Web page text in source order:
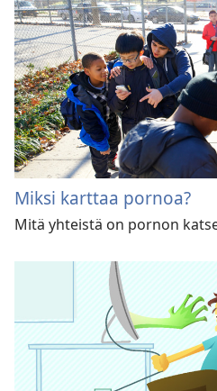
Miksi karttaa pornoa?
Mitä yhteistä on pornon